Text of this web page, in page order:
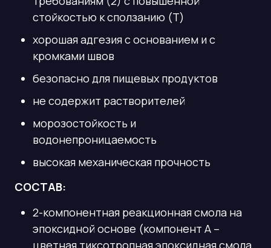
стойкостью к сползанию (Т)
хорошая адгезия с основанием и с
кромками швов
безопасно для пищевых продуктов
не содержит растворителей
морозостойкость и
водонепроницаемость
высокая механическая прочность
СОСТАВ:
2-компонентная реакционная смола на
эпоксидной основе (компонент А –
цветная тиксотропная эпоксидная смола,